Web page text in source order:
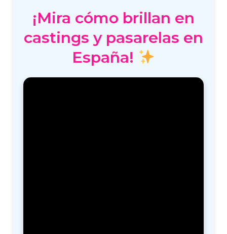
¡Mira cómo brillan en
castings y pasarelas en
España!